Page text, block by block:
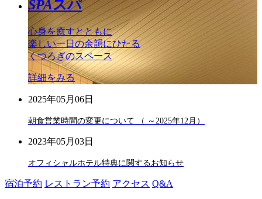
SPAスパ
心身を癒すとともに
楽しい一日の余韻にひたる
くつろぎのスペース
詳細をみる
2025年05月06日
朝食営業時間の変更について （ ～2025年12月）
2023年05月03日
オフィシャルホテル特典に関するお知らせ
宿泊予約 レストラン予約 アクセス Q&A